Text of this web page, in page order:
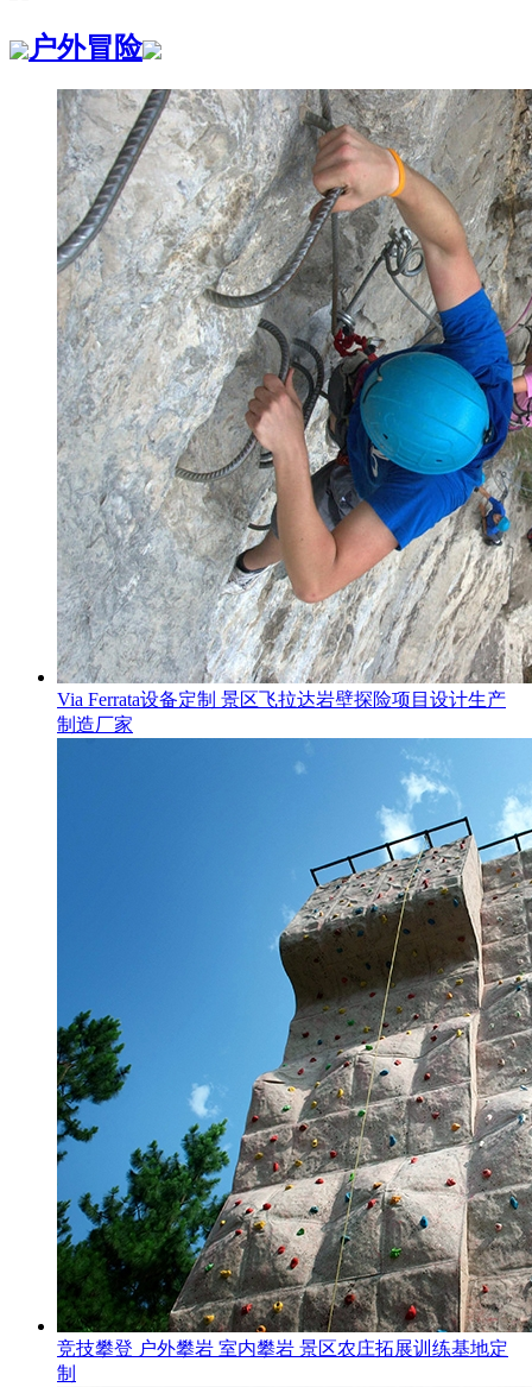
户外冒险
Via Ferrata设备定制 景区飞拉达岩壁探险项目设计生产
制造厂家
竞技攀登 户外攀岩 室内攀岩 景区农庄拓展训练基地定
制